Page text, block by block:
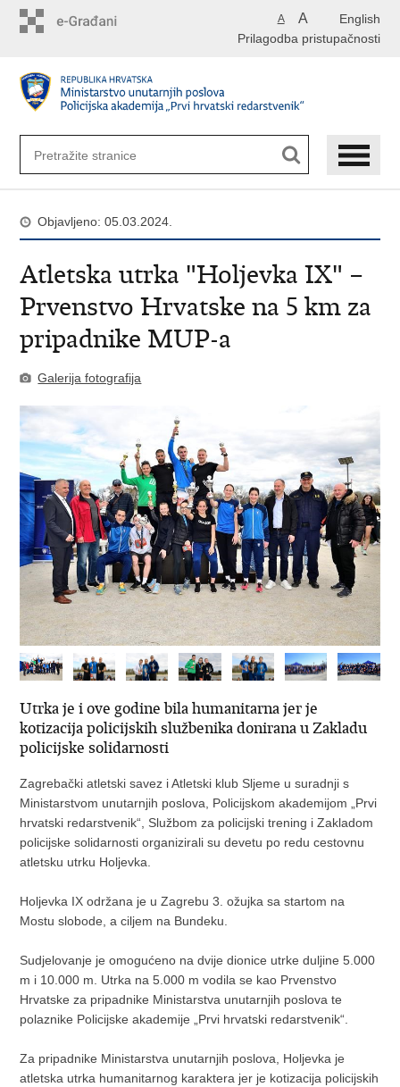
English
A A
Prilagodba pristupačnosti
Objavljeno: 05.03.2024.
Atletska utrka "Holjevka IX" –
Prvenstvo Hrvatske na 5 km za
pripadnike MUP-a
Galerija fotografija
Utrka je i ove godine bila humanitarna jer je
kotizacija policijskih službenika donirana u Zakladu
policijske solidarnosti
Zagrebački atletski savez i Atletski klub Sljeme u suradnji s
Ministarstvom unutarnjih poslova, Policijskom akademijom „Prvi
hrvatski redarstvenik“, Službom za policijski trening i Zakladom
policijske solidarnosti organizirali su devetu po redu cestovnu
atletsku utrku Holjevka.
Holjevka IX održana je u Zagrebu 3. ožujka sa startom na
Mostu slobode, a ciljem na Bundeku.
Sudjelovanje je omogućeno na dvije dionice utrke duljine 5.000
m i 10.000 m. Utrka na 5.000 m vodila se kao Prvenstvo
Hrvatske za pripadnike Ministarstva unutarnjih poslova te
polaznike Policijske akademije „Prvi hrvatski redarstvenik“.
Za pripadnike Ministarstva unutarnjih poslova, Holjevka je
atletska utrka humanitarnog karaktera jer je kotizacija policijskih